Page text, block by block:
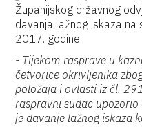
Županijskog državnog
davanja lažnog iskaza na
2017. godine.
- Tijekom rasprave u
četvorice okrivljenika
položaja i ovlasti iz čl.
raspravni sudac
je davanje lažnog iskaza